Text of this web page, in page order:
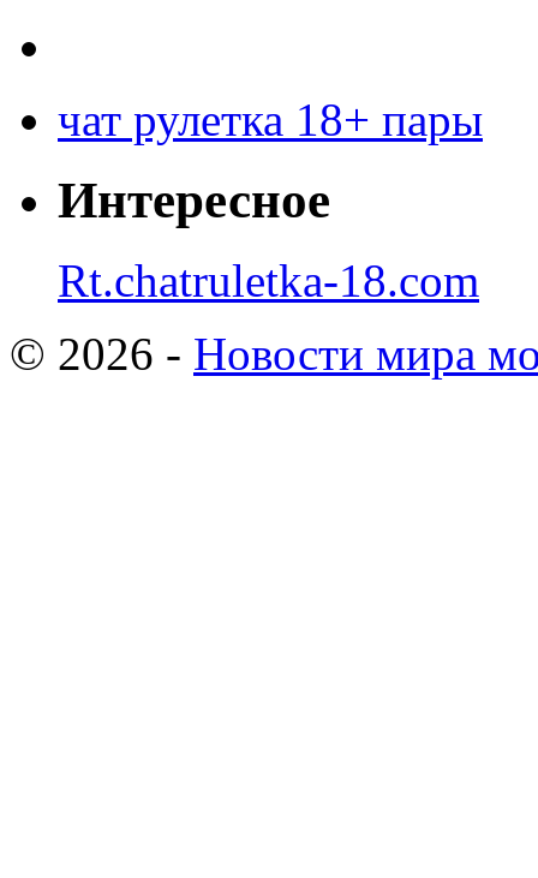
чат рулетка 18+ пары
Интересное
Rt.chatruletka-18.com
© 2026 - Новости мира